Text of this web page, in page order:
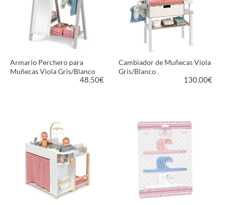
Armario Perchero para
Muñecas Viola Gris/Blanco
48.50€
VER PRODUCTO
Cambiador de Muñecas Viola
Gris/Blanco
130.00€
VER PRODUCTO